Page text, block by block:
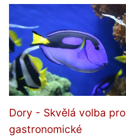
Dory - Skvělá volba pro
gastronomické